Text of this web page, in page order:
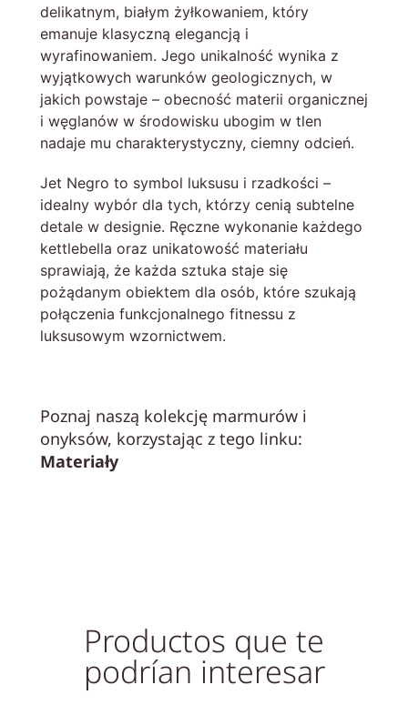
delikatnym, białym żyłkowaniem, który
emanuje klasyczną elegancją i
wyrafinowaniem. Jego unikalność wynika z
wyjątkowych warunków geologicznych, w
jakich powstaje – obecność materii organicznej
i węglanów w środowisku ubogim w tlen
nadaje mu charakterystyczny, ciemny odcień.
Jet Negro to symbol luksusu i rzadkości –
idealny wybór dla tych, którzy cenią subtelne
detale w designie. Ręczne wykonanie każdego
kettlebella oraz unikatowość materiału
sprawiają, że każda sztuka staje się
pożądanym obiektem dla osób, które szukają
połączenia funkcjonalnego fitnessu z
luksusowym wzornictwem.
Poznaj naszą kolekcję marmurów i
onyksów, korzystając z tego linku:
Materiały
Productos que te
podrían interesar